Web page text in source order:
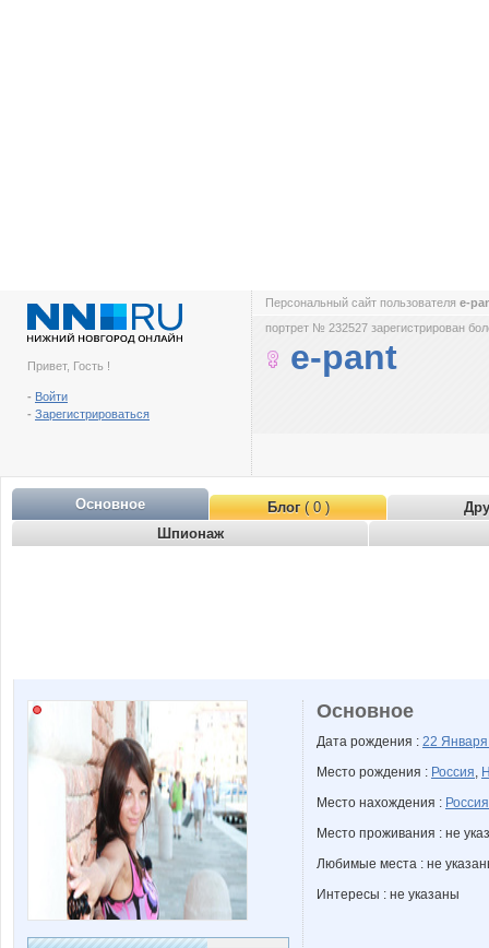
Привет, Гость !
- Войти
- Зарегистрироваться
Персональный сайт пользователя e-
портрет № 232527 зарегистрирован
e-pant
Основное Блог( 0 )
Шпионаж
Основное
Дата рождения : 22
Место рождения : Россия,
Место нахождения : Россия
Место проживания : не
Любимые места : не
Интересы : не указаны